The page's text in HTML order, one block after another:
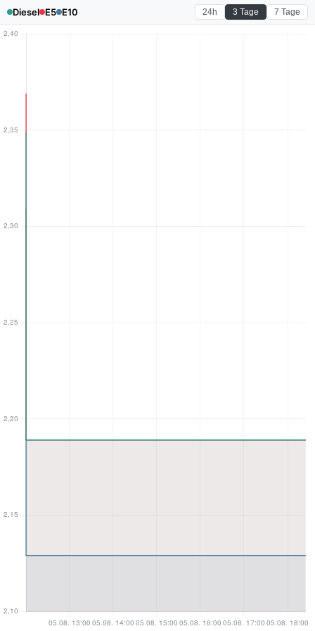
Diesel E5 E10 24h 3 Tage 7 Tage